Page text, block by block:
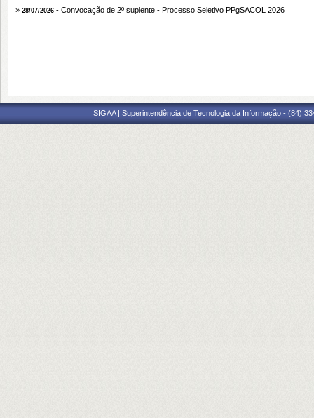
» 28/07/2026 - Convocação de 2º suplente - Processo Seletivo PPgSACOL 2026
SIGAA | Superintendência de Tecnologia da Informação - (84)